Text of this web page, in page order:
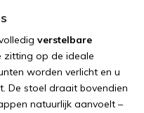
verstelbare
zitting op de ideale
worden verlicht en u
De stoel draait bovendien
natuurlijk aanvoelt –